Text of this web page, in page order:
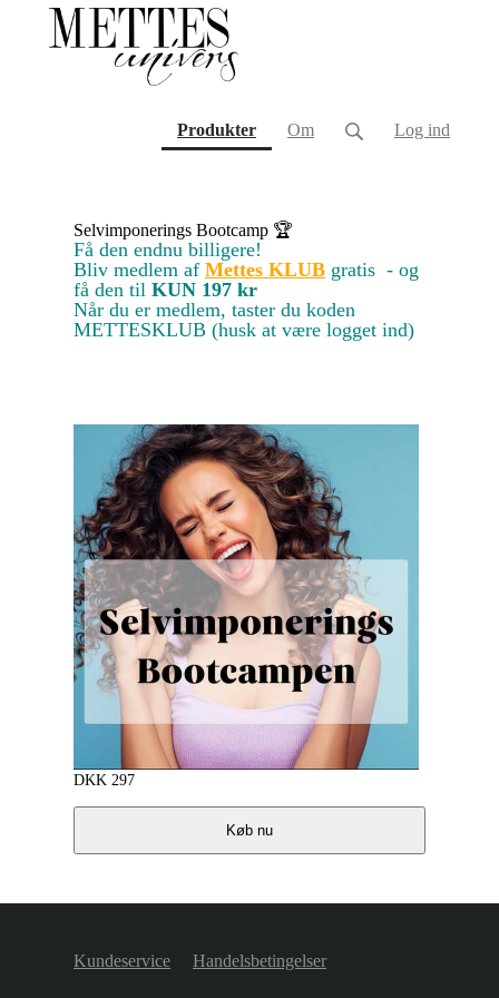
Produkter(current)
Om Log ind
Selvimponerings Bootcamp 🏆
Få den endnu billigere!
Bliv medlem af Mettes KLUB gratis - og
få den til KUN 197 kr
Når du er medlem, taster du koden
METTESKLUB (husk at være logget ind)
DKK 297
Køb nu
Kundeservice Handelsbetingelser